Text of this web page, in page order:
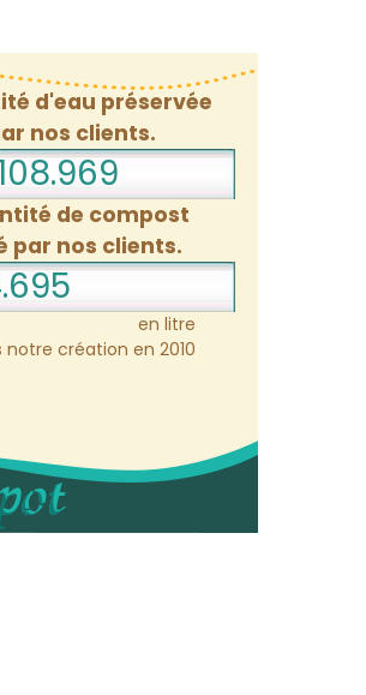
d'eau préservée
nos clients.
de compost
par nos clients.
en litre
notre création en 2010